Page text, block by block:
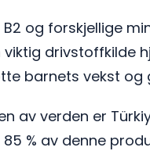
B2 og forskjellige
viktig drivstoffkilde
barnets vekst og
av verden er
% av denne